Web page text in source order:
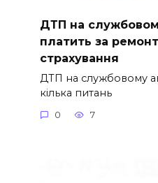
ДТП на
платить за
страхування
ДТП на службовому
кілька питань
0 7